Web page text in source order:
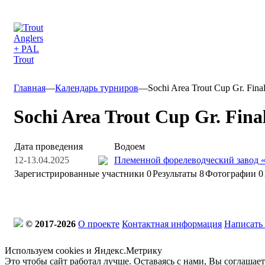
Главная—Календарь турниров—Sochi Area Trout Cup Gr.
Sochi Area Trout Cup Gr.
Дата проведения
Водоем
12-13.04.2025
Племенной форелеводческий завод
Зарегистрированные участники 0Результаты 8Фотографии 0
© 2017-2026 О проекте Контактная информация
Используем cookies и Яндекс.Метрику
Это чтобы сайт работал лучше. Оставаясь с нами, Вы